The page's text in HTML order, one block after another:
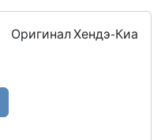
Оригинал Хендэ-Киа